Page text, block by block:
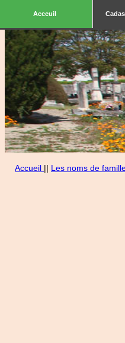
Acceuil
Accueil || Les noms de